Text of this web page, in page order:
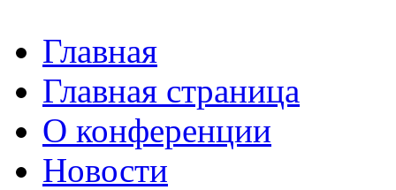
Главная
Главная страница
О конференции
Новости